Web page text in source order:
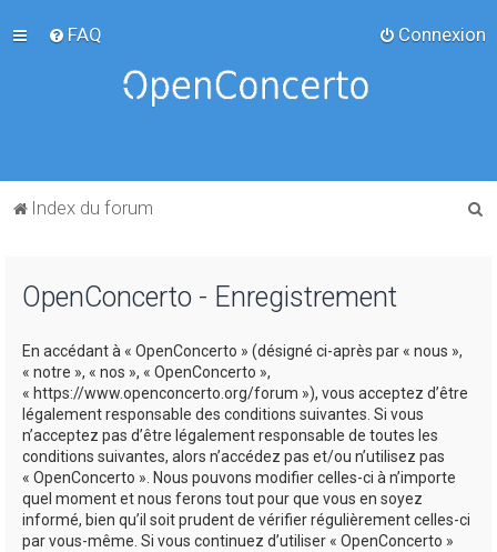
FAQ Connexion
Index du forum
OpenConcerto - Enregistrement
En accédant à « OpenConcerto » (désigné ci-après par « nous »,
« notre », « nos », « OpenConcerto »,
« https://www.openconcerto.org/forum »), vous acceptez d’être
légalement responsable des conditions suivantes. Si vous
n’acceptez pas d’être légalement responsable de toutes les
conditions suivantes, alors n’accédez pas et/ou n’utilisez pas
« OpenConcerto ». Nous pouvons modifier celles-ci à n’importe
quel moment et nous ferons tout pour que vous en soyez
informé, bien qu’il soit prudent de vérifier régulièrement celles-ci
par vous-même. Si vous continuez d’utiliser « OpenConcerto »